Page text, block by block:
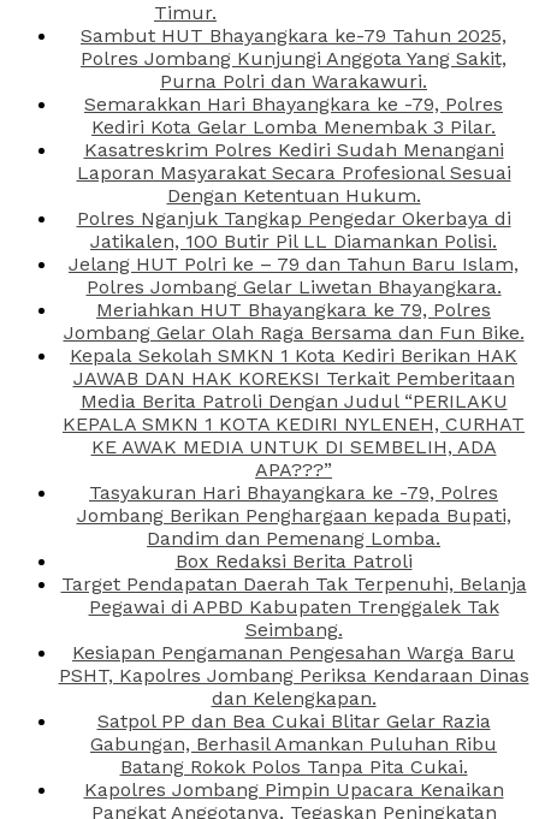
Timur.
Sambut HUT Bhayangkara ke-79 Tahun 2025,
Polres Jombang Kunjungi Anggota Yang Sakit,
Purna Polri dan Warakawuri.
Semarakkan Hari Bhayangkara ke -79, Polres
Kediri Kota Gelar Lomba Menembak 3 Pilar.
Kasatreskrim Polres Kediri Sudah Menangani
Laporan Masyarakat Secara Profesional Sesuai
Dengan Ketentuan Hukum.
Polres Nganjuk Tangkap Pengedar Okerbaya di
Jatikalen, 100 Butir Pil LL Diamankan Polisi.
Jelang HUT Polri ke – 79 dan Tahun Baru Islam,
Polres Jombang Gelar Liwetan Bhayangkara.
Meriahkan HUT Bhayangkara ke 79, Polres
Jombang Gelar Olah Raga Bersama dan Fun Bike.
Kepala Sekolah SMKN 1 Kota Kediri Berikan HAK
JAWAB DAN HAK KOREKSI Terkait Pemberitaan
Media Berita Patroli Dengan Judul “PERILAKU
KEPALA SMKN 1 KOTA KEDIRI NYLENEH, CURHAT
KE AWAK MEDIA UNTUK DI SEMBELIH, ADA
APA???”
Tasyakuran Hari Bhayangkara ke -79, Polres
Jombang Berikan Penghargaan kepada Bupati,
Dandim dan Pemenang Lomba.
Box Redaksi Berita Patroli
Target Pendapatan Daerah Tak Terpenuhi, Belanja
Pegawai di APBD Kabupaten Trenggalek Tak
Seimbang.
Kesiapan Pengamanan Pengesahan Warga Baru
PSHT, Kapolres Jombang Periksa Kendaraan Dinas
dan Kelengkapan.
Satpol PP dan Bea Cukai Blitar Gelar Razia
Gabungan, Berhasil Amankan Puluhan Ribu
Batang Rokok Polos Tanpa Pita Cukai.
Kapolres Jombang Pimpin Upacara Kenaikan
Pangkat Anggotanya, Tegaskan Peningkatan